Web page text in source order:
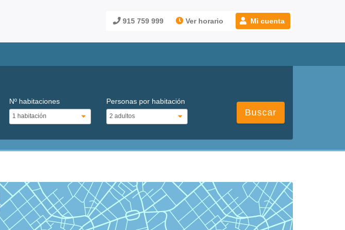
915 759 999 Ver horario Mi cuenta
Nº habitaciones Personas por habitación
Buscar